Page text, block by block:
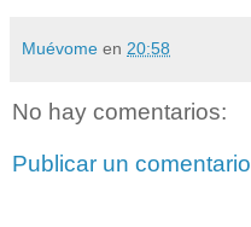
Muévome en 20:58
No hay comentarios:
Publicar un comentario